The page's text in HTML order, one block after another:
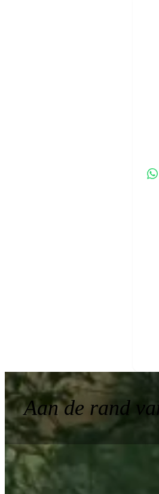
Aan de rand